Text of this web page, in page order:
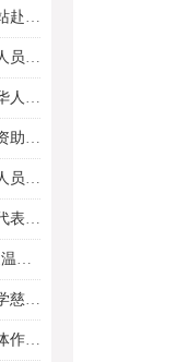
湖南佛慈2019慈善行第十三站赴怀化市新晃侗族...
湖南省佛教协会第九期教职人员培训班圆满结业
湖南佛教界隆重举行庆祝中华人民共和国成立70周...
湖南佛慈2019慈善行第五站资助宜章县梅田镇受...
湖南省佛教协会第九期教职人员培训班在湘潭大唐兴...
衡阳市佛教协会召开第四次代表会议，廖健出席开幕...
浏阳市佛教协会举行“寒冬送温暖”公益之行活动
湖南佛慈2023年救灾帮困助学慈善行第五站湖南...
黄兰香：进一步发挥宗教团体作用凝聚最广泛共识